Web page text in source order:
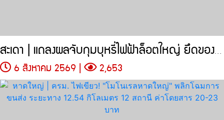
สะเดา | แถลงผลจับกุมบุหรี่ไฟฟ้าล็อตใหญ่ ยึดของกลาง 205,704 ชิ้น
6 สิงหาคม 2569 | 2,653